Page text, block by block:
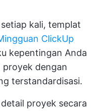
kali, templat
ClickUp
kepentingan Anda
dengan
terstandardisasi.
proyek secara